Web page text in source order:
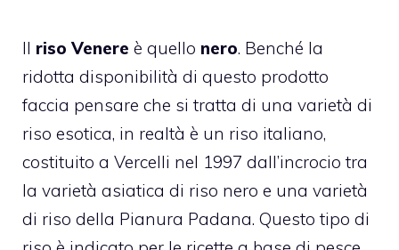
Il riso Venere è quello nero. Benché la
ridotta disponibilità di questo prodotto
faccia pensare che si tratta di una varietà di
riso esotica, in realtà è un riso italiano,
costituito a Vercelli nel 1997 dall’incrocio tra
la varietà asiatica di riso nero e una varietà
di riso della Pianura Padana. Questo tipo di